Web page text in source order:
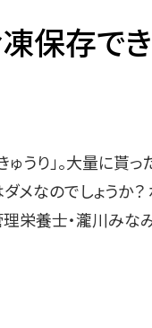
保存で
ゅうり」。大量に
ダメなのでしょうか
理栄養士・瀧川み